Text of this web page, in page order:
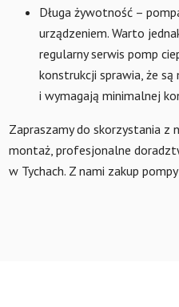
Długa żywotność –
urządzeniem. Warto
regularny serwis pomp
konstrukcji sprawia, że są
i wymagają minimalnej
Zapraszamy do skorzystania z
montaż, profesjonalne
w Tychach. Z nami zakup